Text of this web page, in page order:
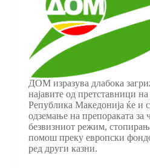
ДОМ изразува длабока
најавите од претставници
Република Македонија ќе и
одземање на препораката за
безвизниот режим,
помош преку европски
ред други казни.